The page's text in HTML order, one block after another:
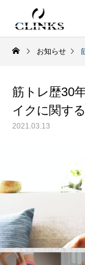
ワー
【国内最大
お知らせ
筋トレ歴30
イクに関す
2021.03.13